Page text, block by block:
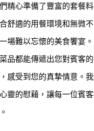
精心準備了豐富的套餐
舒適的用餐環境和無微
場難以忘懷的美食饗宴
品都能傳遞出您對賓客
感受到您的真摯情意。
靈的慰藉，讓每一位賓